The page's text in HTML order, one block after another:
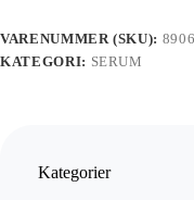
VARENUMMER (SKU):
KATEGORI: SERUM
Kategorier